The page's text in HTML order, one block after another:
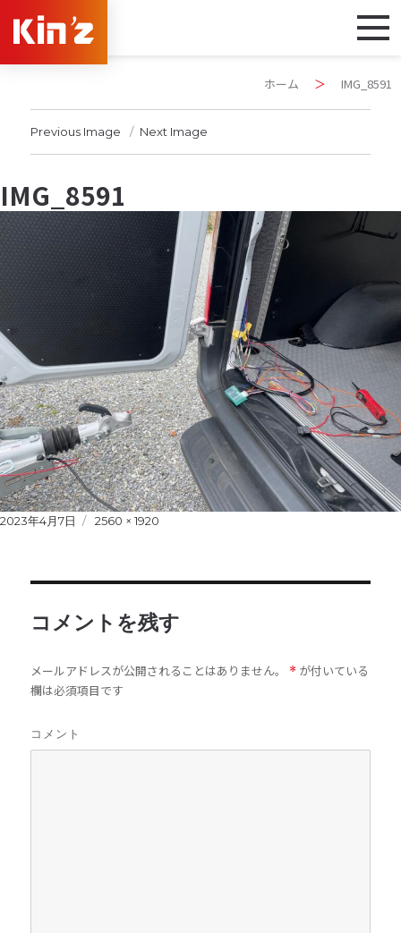
ホーム ＞ IMG_8591
Previous Image Next Image
IMG_8591
Posted
2023年4月7日
Full
2560 × 1920
コメントを残す
メールアドレスが公開されることはありません。 * が付いている
欄は必須項目です
コメント